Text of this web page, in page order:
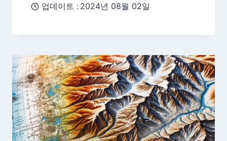
업데이트 : 2024년 08월 02일